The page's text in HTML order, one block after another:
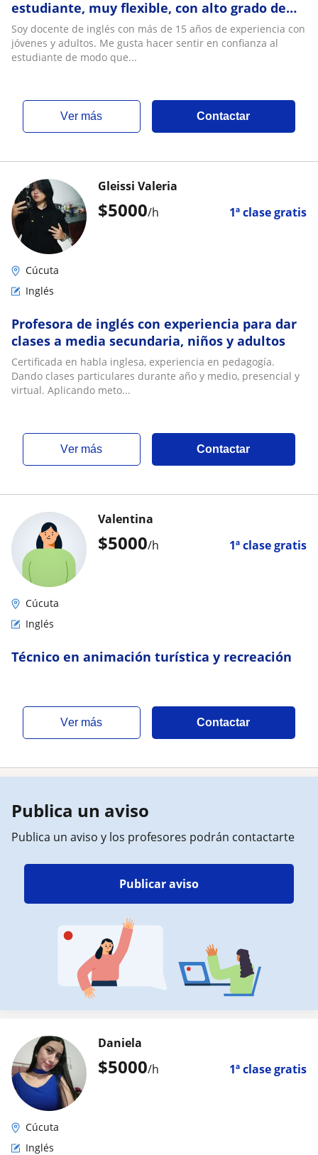
estudiante, muy flexible, con alto grado de
empatía y adaptabilidad del ritmo de
aprendizaje del estudiante
Soy docente de inglés con más de 15 años de experiencia con
jóvenes y adultos. Me gusta hacer sentir en confianza al
estudiante de modo que...
ver más Contactar
$5000/h 1ª clase gratis
Gleissi Valeria
Cúcuta
Inglés
Profesora de inglés con experiencia para dar
clases a media secundaria, niños y adultos
Certificada en habla inglesa, experiencia en pedagogía.
Dando clases particulares durante año y medio, presencial y
virtual. Aplicando meto...
ver más Contactar
$5000/h 1ª clase gratis
Valentina
Cúcuta
Inglés
Técnico en animación turística y recreación
ver más Contactar
Publica un aviso
Publica un aviso y los profesores podrán contactarte
Publicar aviso
$5000/h 1ª clase gratis
Daniela
Cúcuta
Inglés